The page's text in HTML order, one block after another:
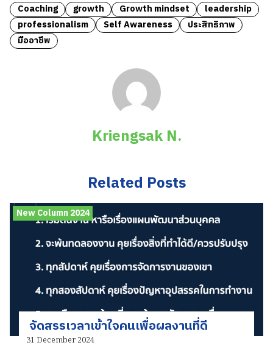
Coaching growth Growth mindset
leadership
professionalism
Self Awareness
ประสิทธิภาพ
มืออาชีพ
Kriengsak N.
Related Posts
New Column 2024
จัดสรรเวลาเข้าใจคนเพื่อผลงานที่ดี
31 December 2024